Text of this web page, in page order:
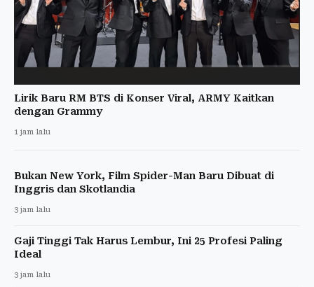
Lirik Baru RM BTS di Konser Viral, ARMY Kaitkan
dengan Grammy
1 jam lalu
Bukan New York, Film Spider-Man Baru Dibuat di
Inggris dan Skotlandia
3 jam lalu
Gaji Tinggi Tak Harus Lembur, Ini 25 Profesi Paling
Ideal
3 jam lalu